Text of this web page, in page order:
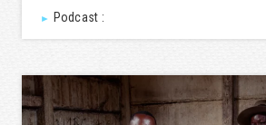
► Podcast :